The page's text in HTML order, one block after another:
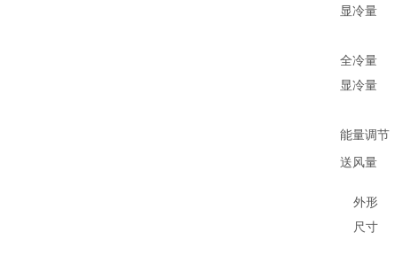
显冷量
全冷量
显冷量
能量调节
送 风量
外形
尺寸